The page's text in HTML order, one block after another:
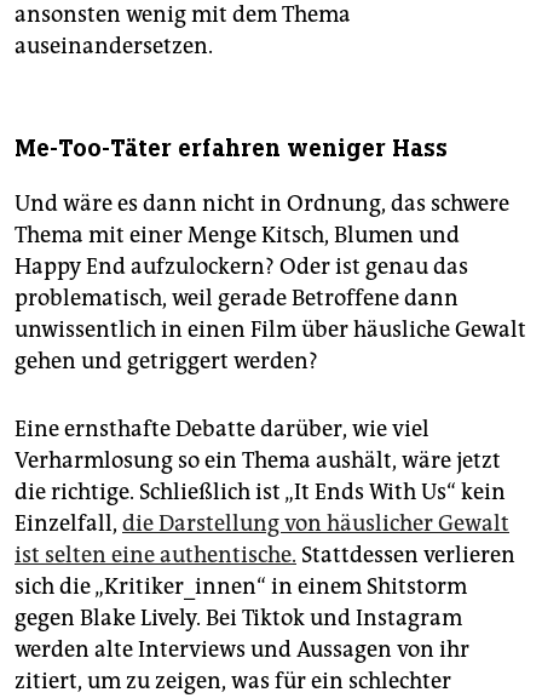
ansonsten wenig mit dem Thema
auseinandersetzen.
Me-Too-Täter erfahren weniger Hass
Und wäre es dann nicht in Ordnung, das schwere
Thema mit einer Menge Kitsch, Blumen und
Happy End aufzulockern? Oder ist genau das
problematisch, weil gerade Betroffene dann
unwissentlich in einen Film über häusliche Gewalt
gehen und getriggert werden?
Eine ernsthafte Debatte darüber, wie viel
Verharmlosung so ein Thema aushält, wäre jetzt
die richtige. Schließlich ist „It Ends With Us“ kein
Einzelfall, die Darstellung von häuslicher Gewalt
ist selten eine authentische. Stattdessen verlieren
sich die „Kritiker_innen“ in einem Shitstorm
gegen Blake Lively. Bei Tiktok und Instagram
werden alte Interviews und Aussagen von ihr
zitiert, um zu zeigen, was für ein schlechter